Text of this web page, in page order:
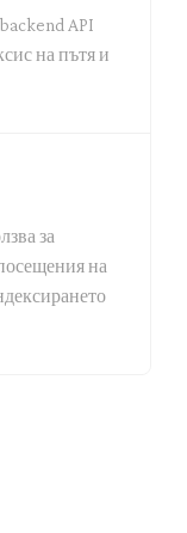
API
на пътя и
за
на